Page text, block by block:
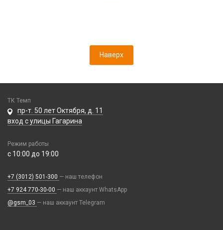
Наверх
ТК Темп
пр-т. 50 лет Октября, д. 11
вход с улицы Гагарина
Режим работы
с 10:00 до 19:00
+7 (3012) 501-300 — наш телефон
+7 924 770-30-00 — наш аккаунт WhatsApp
@gsm_03 — наш аккаунт Telegram